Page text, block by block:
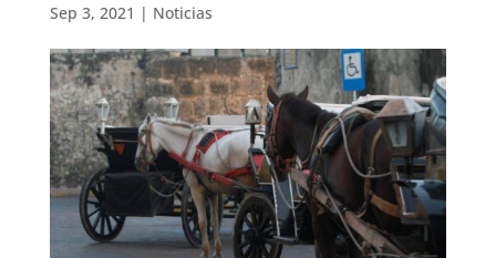
Sep 3, 2021 | Noticias